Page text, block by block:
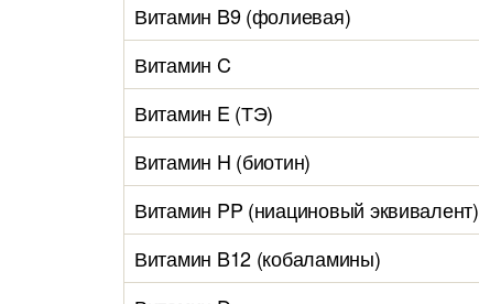
Витамин B9 (фолиевая)
Витамин C
Витамин E (ТЭ)
Витамин H (биотин)
Витамин PP (ниациновый эквивалент)
Витамин B12 (кобаламины)